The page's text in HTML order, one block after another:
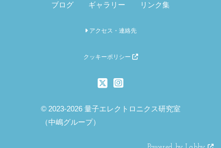
ブログ
ギャラリー リンク集
アクセス・連絡先
クッキーポリシー
© 2023-2026 量子エレクトロニクス研究室
（中嶋グループ）